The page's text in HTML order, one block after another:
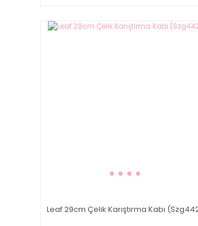
Leaf 29cm Çelik Karıştırma Kabı